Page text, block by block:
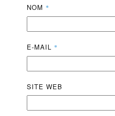
NOM *
E-MAIL *
SITE WEB